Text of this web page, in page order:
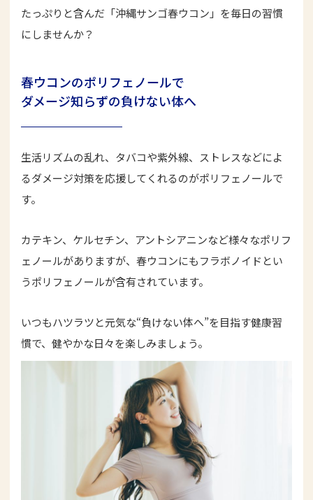
たっぷりと含んだ「沖縄サンゴ春ウコン」を毎日の習慣
にしませんか？
春ウコンのポリフェノールで
ダメージ知らずの負けない体へ
生活リズムの乱れ、タバコや紫外線、ストレスなどによ
るダメージ対策を応援してくれるのがポリフェノールで
す。
カテキン、ケルセチン、アントシアニンなど様々なポリフ
ェノールがありますが、春ウコンにもフラボノイドとい
うポリフェノールが含有されています。
いつもハツラツと元気な“負けない体へ”を目指す健康習
慣で、健やかな日々を楽しみましょう。